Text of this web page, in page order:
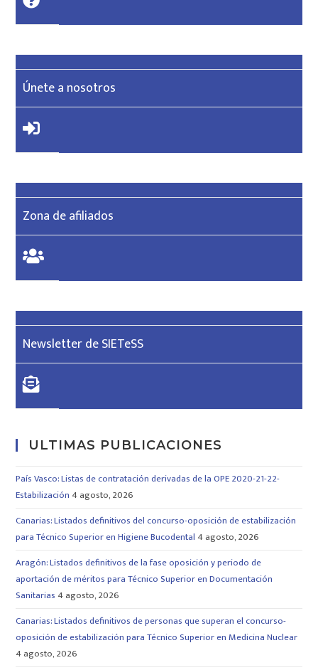
Únete a nosotros
Zona de afiliados
Newsletter de SIETeSS
ULTIMAS PUBLICACIONES
País Vasco: Listas de contratación derivadas de la OPE 2020-21-22-
Estabilización 4 agosto, 2026
Canarias: Listados definitivos del concurso-oposición de estabilización
para Técnico Superior en Higiene Bucodental 4 agosto, 2026
Aragón: Listados definitivos de la fase oposición y periodo de
aportación de méritos para Técnico Superior en Documentación
Sanitarias 4 agosto, 2026
Canarias: Listados definitivos de personas que superan el concurso-
oposición de estabilización para Técnico Superior en Medicina Nuclear
4 agosto, 2026